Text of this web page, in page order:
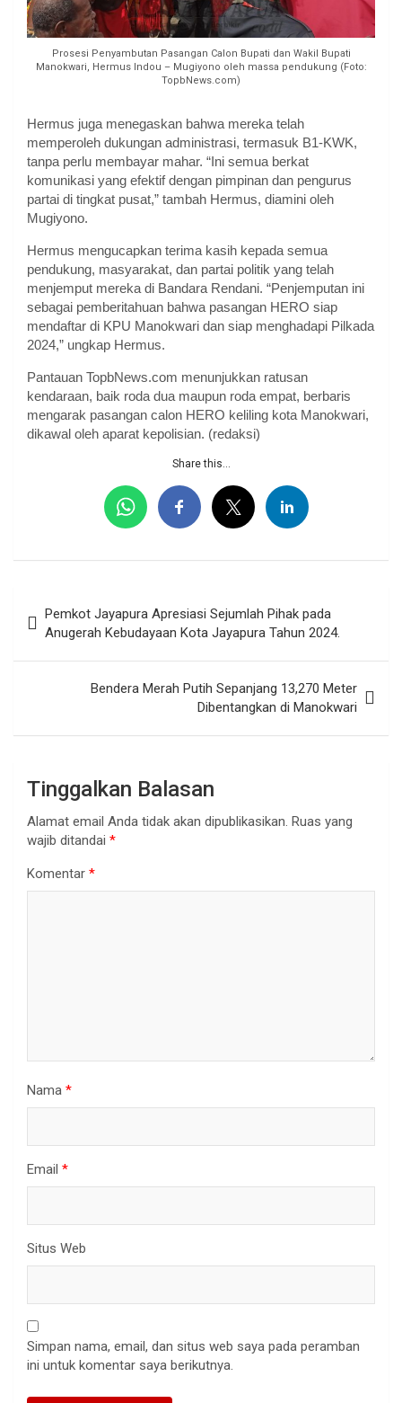
Prosesi Penyambutan Pasangan Calon Bupati dan Wakil Bupati
Manokwari, Hermus Indou – Mugiyono oleh massa pendukung (Foto:
TopbNews.com)
Hermus juga menegaskan bahwa mereka telah
memperoleh dukungan administrasi, termasuk B1-KWK,
tanpa perlu membayar mahar. “Ini semua berkat
komunikasi yang efektif dengan pimpinan dan pengurus
partai di tingkat pusat,” tambah Hermus, diamini oleh
Mugiyono.
Hermus mengucapkan terima kasih kepada semua
pendukung, masyarakat, dan partai politik yang telah
menjemput mereka di Bandara Rendani. “Penjemputan ini
sebagai pemberitahuan bahwa pasangan HERO siap
mendaftar di KPU Manokwari dan siap menghadapi Pilkada
2024,” ungkap Hermus.
Pantauan TopbNews.com menunjukkan ratusan
kendaraan, baik roda dua maupun roda empat, berbaris
mengarak pasangan calon HERO keliling kota Manokwari,
dikawal oleh aparat kepolisian. (redaksi)
Share this...
pos
Pemkot Jayapura Apresiasi Sejumlah Pihak pada
Anugerah Kebudayaan Kota Jayapura Tahun 2024.
Bendera Merah Putih Sepanjang 13,270 Meter
Dibentangkan di Manokwari
Tinggalkan Balasan
Alamat email Anda tidak akan dipublikasikan. Ruas yang
wajib ditandai *
Komentar *
Nama *
Email *
Situs Web
Simpan nama, email, dan situs web saya pada peramban
ini untuk komentar saya berikutnya.